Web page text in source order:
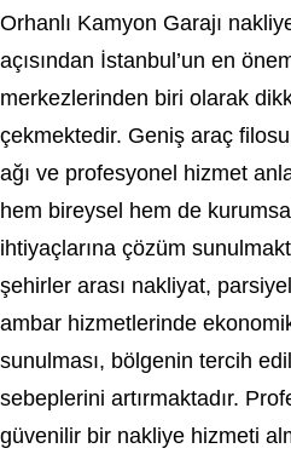
Orhanlı Kamyon Garajı
açısından İstanbul’un en
merkezlerinden biri olarak
çekmektedir. Geniş araç
ağı ve profesyonel hizmet
hem bireysel hem de kurumsal
ihtiyaçlarına çözüm
şehirler arası nakliyat, parsiyel
ambar hizmetlerinde
sunulması, bölgenin tercih
sebeplerini artırmaktadır.
güvenilir bir nakliye hizmeti